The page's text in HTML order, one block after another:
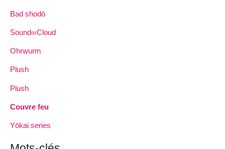
Bad shodō
Sound∞Cloud
Ohrwurm
Plush
Plush
Couvre feu
Yōkai series